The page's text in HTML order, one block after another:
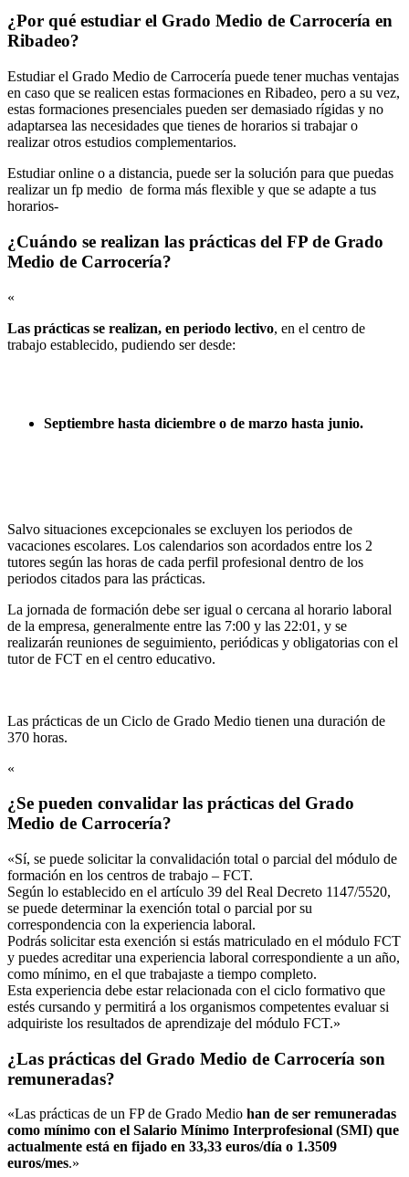
¿Por qué estudiar el Grado Medio de Carrocería en
Ribadeo?
Estudiar el Grado Medio de Carrocería puede tener muchas ventajas
en caso que se realicen estas formaciones en Ribadeo, pero a su vez,
estas formaciones presenciales pueden ser demasiado rígidas y no
adaptarsea las necesidades que tienes de horarios si trabajar o
realizar otros estudios complementarios.
Estudiar online o a distancia, puede ser la solución para que puedas
realizar un fp medio de forma más flexible y que se adapte a tus
horarios-
¿Cuándo se realizan las prácticas del FP de Grado
Medio de Carrocería?
«
Las prácticas se realizan, en periodo lectivo, en el centro de
trabajo establecido, pudiendo ser desde:
Septiembre hasta diciembre o de marzo hasta junio.
Salvo situaciones excepcionales se excluyen los periodos de
vacaciones escolares. Los calendarios son acordados entre los 2
tutores según las horas de cada perfil profesional dentro de los
periodos citados para las prácticas.
La jornada de formación debe ser igual o cercana al horario laboral
de la empresa, generalmente entre las 7:00 y las 22:01, y se
realizarán reuniones de seguimiento, periódicas y obligatorias con el
tutor de FCT en el centro educativo.
Las prácticas de un Ciclo de Grado Medio tienen una duración de
370 horas.
«
¿Se pueden convalidar las prácticas del Grado
Medio de Carrocería?
«Sí, se puede solicitar la convalidación total o parcial del módulo de
formación en los centros de trabajo – FCT.
Según lo establecido en el artículo 39 del Real Decreto 1147/5520,
se puede determinar la exención total o parcial por su
correspondencia con la experiencia laboral.
Podrás solicitar esta exención si estás matriculado en el módulo FCT
y puedes acreditar una experiencia laboral correspondiente a un año,
como mínimo, en el que trabajaste a tiempo completo.
Esta experiencia debe estar relacionada con el ciclo formativo que
estés cursando y permitirá a los organismos competentes evaluar si
adquiriste los resultados de aprendizaje del módulo FCT.»
¿Las prácticas del Grado Medio de Carrocería son
remuneradas?
«Las prácticas de un FP de Grado Medio han de ser remuneradas
como mínimo con el Salario Mínimo Interprofesional (SMI) que
actualmente está en fijado en 33,33 euros/día o 1.3509
euros/mes.»